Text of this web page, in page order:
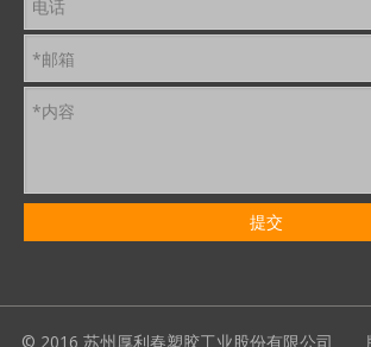
© 2016 苏州厚利春塑胶工业股份有限公司